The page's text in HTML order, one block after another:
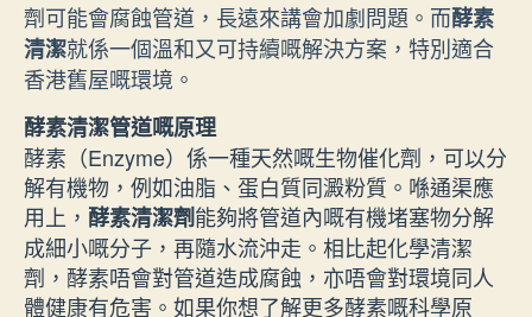
劑可能會腐蝕管道，長遠來講會加劇問題。而酵素
清潔就係一個溫和又可持續嘅解決方案，特別適合
香港舊屋嘅環境。
酵素清潔管道嘅原理
酵素（Enzyme）係一種天然嘅生物催化劑，可以分
解有機物，例如油脂、蛋白質同澱粉質。喺通渠應
用上， 酵素清潔劑能夠將管道內嘅有機堵塞物分解
成細小嘅分子，再隨水流沖走。相比起化學清潔
劑，酵素唔會對管道造成腐蝕，亦唔會對環境同人
體健康有危害。如果你想了解更多酵素嘅科學原